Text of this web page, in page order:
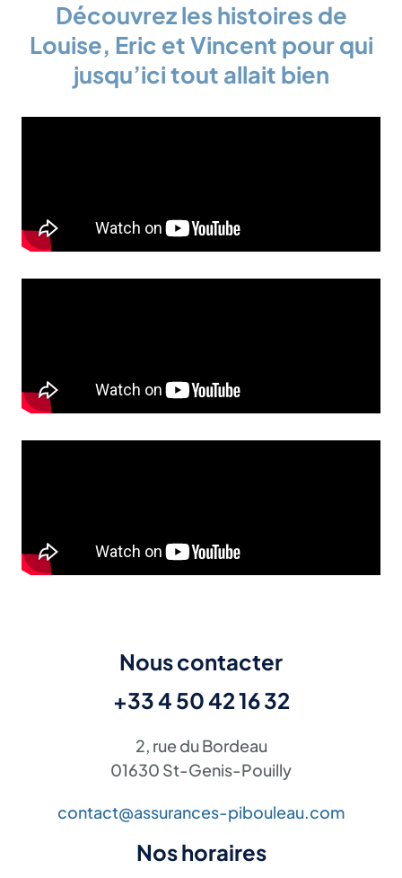
Découvrez les histoires de
Louise, Eric et Vincent pour qui
jusqu’ici tout allait bien
Nous contacter
+33 4 50 42 16 32
2, rue du Bordeau
01630 St-Genis-Pouilly
contact@assurances-pibouleau.com
Nos horaires